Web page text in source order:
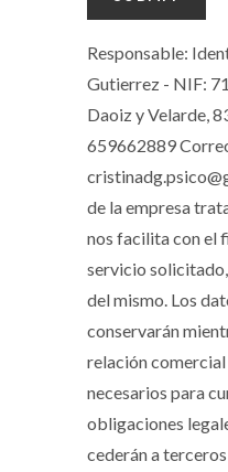
Responsable:
Gutierrez - NIF:
Daoiz y Velarde,
659662889
de la empresa
nos facilita con el
servicio
del mismo. Los
conservarán
relación comercial
necesarios para
obligaciones
cederán a